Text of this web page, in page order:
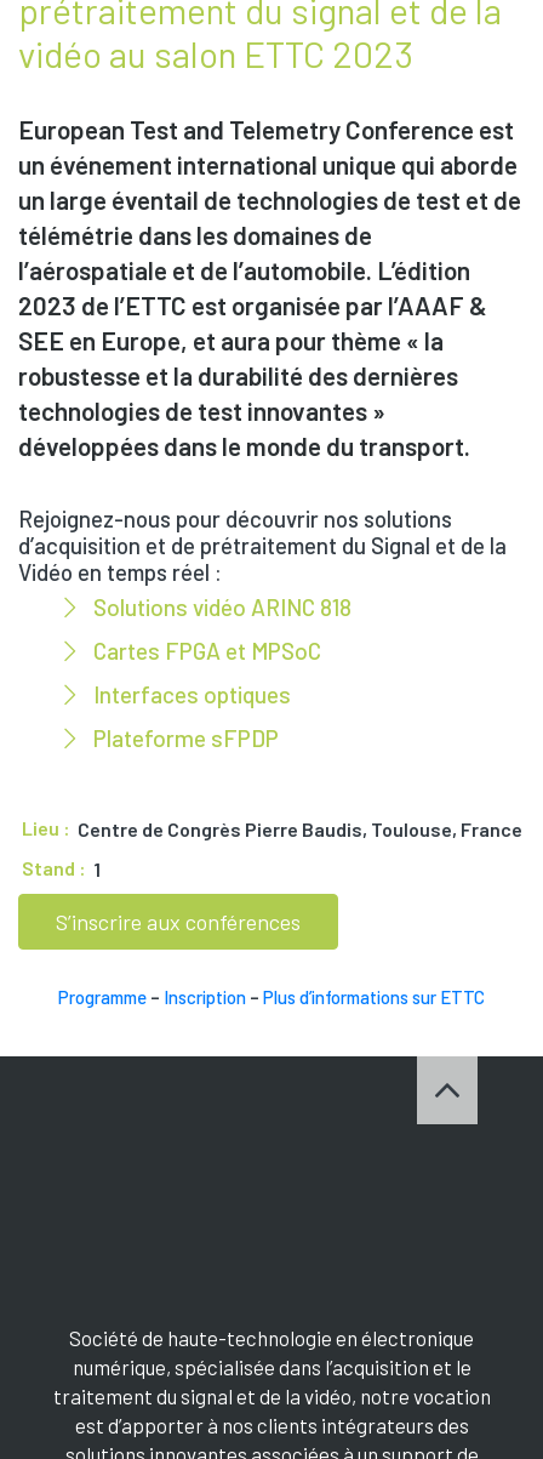
prétraitement du signal et de la
vidéo au salon ETTC 2023
European Test and Telemetry Conference est
un événement international unique qui aborde
un large éventail de technologies de test et de
télémétrie dans les domaines de
l’aérospatiale et de l’automobile. L’édition
2023 de l’ETTC est organisée par l’AAAF &
SEE en Europe, et aura pour thème « la
robustesse et la durabilité des dernières
technologies de test innovantes »
développées dans le monde du transport.
Rejoignez-nous pour découvrir nos solutions
d’acquisition et de prétraitement du Signal et de la
Vidéo en temps réel :
Solutions vidéo ARINC 818
Cartes FPGA et MPSoC
Interfaces optiques
Plateforme sFPDP
Lieu : Centre de Congrès Pierre Baudis, Toulouse, France
Stand : 1
S’inscrire aux conférences
Programme – Inscription – Plus d’informations sur ETTC
Société de haute-technologie en électronique
numérique, spécialisée dans l’acquisition et le
traitement du signal et de la vidéo, notre vocation
est d’apporter à nos clients intégrateurs des
solutions innovantes associées à un support de